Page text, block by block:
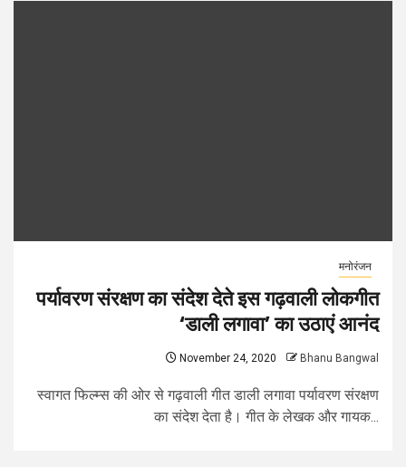
मनोरंजन
पर्यावरण संरक्षण का संदेश देते इस गढ़वाली लोकगीत
‘डाली लगावा’ का उठाएं आनंद
November 24, 2020 Bhanu Bangwal
स्वागत फिल्म्स की ओर से गढ़वाली गीत डाली लगावा पर्यावरण संरक्षण
का संदेश देता है। गीत के लेखक और गायक...